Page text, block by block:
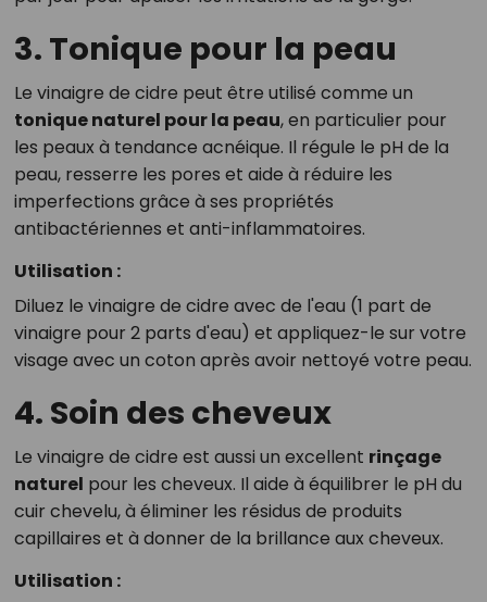
3. Tonique pour la peau
Le vinaigre de cidre peut être utilisé comme un
tonique naturel pour la peau, en particulier pour
les peaux à tendance acnéique. Il régule le pH de la
peau, resserre les pores et aide à réduire les
imperfections grâce à ses propriétés
antibactériennes et anti-inflammatoires.
Utilisation :
Diluez le vinaigre de cidre avec de l'eau (1 part de
vinaigre pour 2 parts d'eau) et appliquez-le sur votre
visage avec un coton après avoir nettoyé votre peau.
4. Soin des cheveux
Le vinaigre de cidre est aussi un excellent rinçage
naturel pour les cheveux. Il aide à équilibrer le pH du
cuir chevelu, à éliminer les résidus de produits
capillaires et à donner de la brillance aux cheveux.
Utilisation :